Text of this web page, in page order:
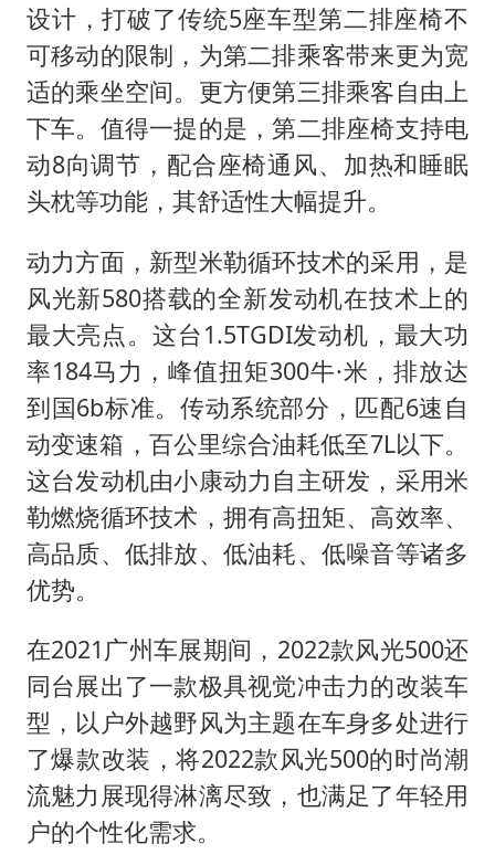
设计，打破了传统5座车型第二排座椅不
可移动的限制，为第二排乘客带来更为宽
适的乘坐空间。更方便第三排乘客自由上
下车。值得一提的是，第二排座椅支持电
动8向调节，配合座椅通风、加热和睡眠
头枕等功能，其舒适性大幅提升。
动力方面，新型米勒循环技术的采用，是
风光新580搭载的全新发动机在技术上的
最大亮点。这台1.5TGDI发动机，最大功
率184马力，峰值扭矩300牛·米，排放达
到国6b标准。传动系统部分，匹配6速自
动变速箱，百公里综合油耗低至7L以下。
这台发动机由小康动力自主研发，采用米
勒燃烧循环技术，拥有高扭矩、高效率、
高品质、低排放、低油耗、低噪音等诸多
优势。
在2021广州车展期间，2022款风光500还
同台展出了一款极具视觉冲击力的改装车
型，以户外越野风为主题在车身多处进行
了爆款改装，将2022款风光500的时尚潮
流魅力展现得淋漓尽致，也满足了年轻用
户的个性化需求。